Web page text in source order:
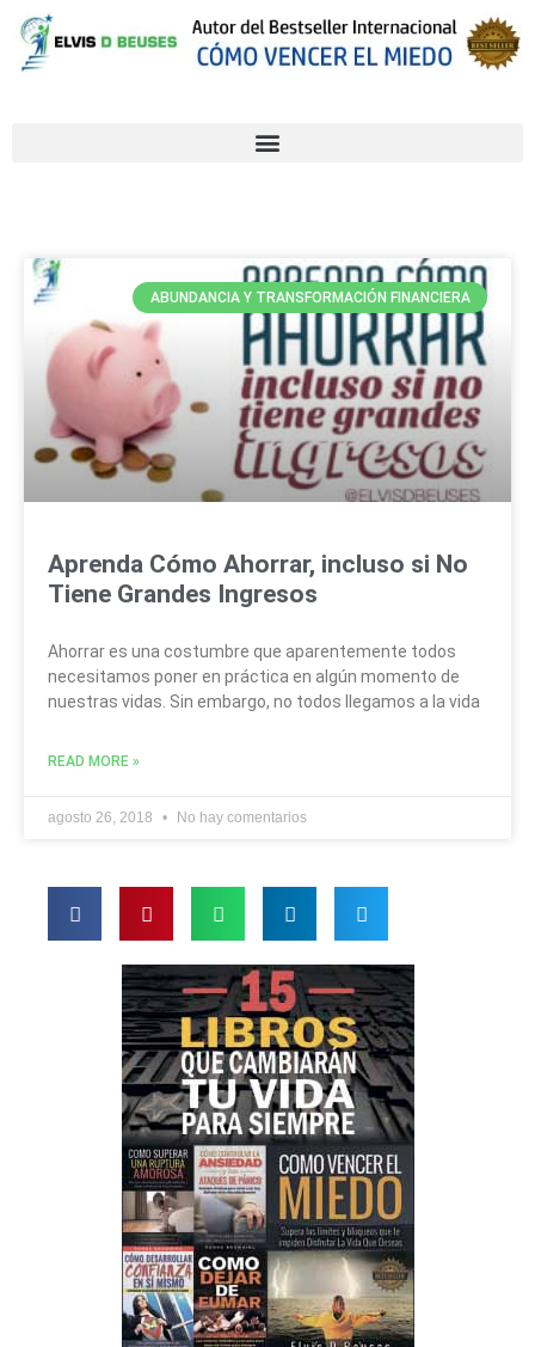
ABUNDANCIA Y TRANSFORMACIÓN FINANCIERA
Aprenda Cómo Ahorrar, incluso si No
Tiene Grandes Ingresos
Ahorrar es una costumbre que aparentemente todos
necesitamos poner en práctica en algún momento de
nuestras vidas. Sin embargo, no todos llegamos a la vida
READ MORE »
agosto 26, 2018 No hay comentarios